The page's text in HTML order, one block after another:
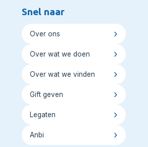
Snel naar
Over ons
Over wat we doen
Over wat we vinden
Gift geven
Legaten
Anbi